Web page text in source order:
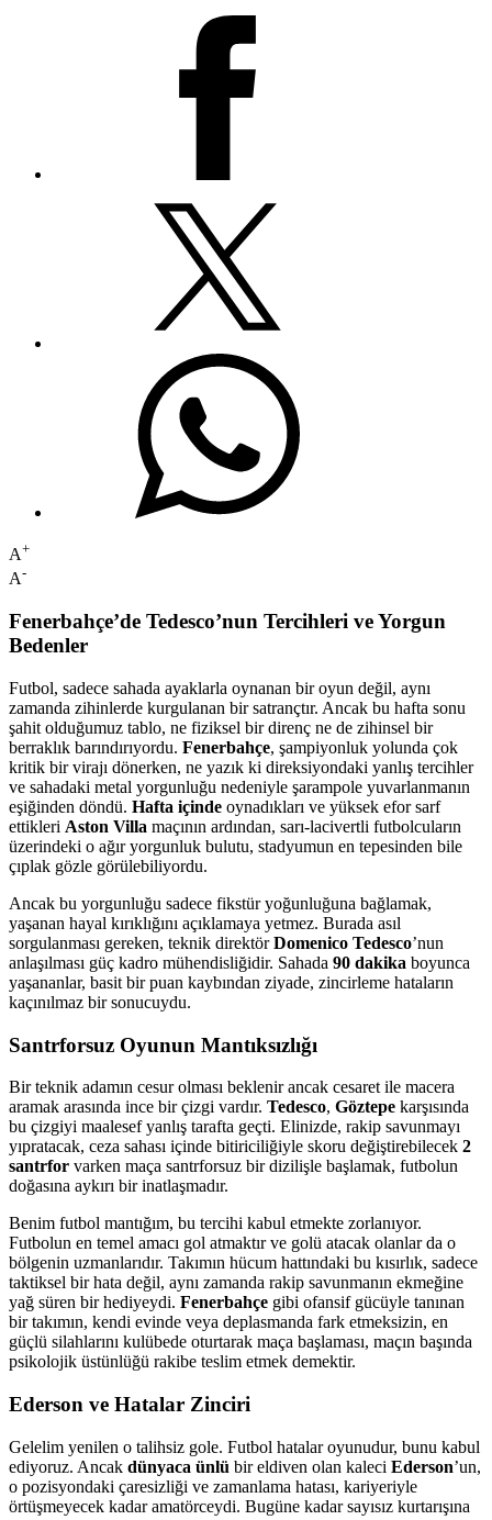
A+
A-
Fenerbahçe’de Tedesco’nun Tercihleri ve Yorgun
Bedenler
Futbol, sadece sahada ayaklarla oynanan bir oyun değil, aynı
zamanda zihinlerde kurgulanan bir satrançtır. Ancak bu hafta sonu
şahit olduğumuz tablo, ne fiziksel bir direnç ne de zihinsel bir
berraklık barındırıyordu. Fenerbahçe, şampiyonluk yolunda çok
kritik bir virajı dönerken, ne yazık ki direksiyondaki yanlış tercihler
ve sahadaki metal yorgunluğu nedeniyle şarampole yuvarlanmanın
eşiğinden döndü. Hafta içinde oynadıkları ve yüksek efor sarf
ettikleri Aston Villa maçının ardından, sarı-lacivertli futbolcuların
üzerindeki o ağır yorgunluk bulutu, stadyumun en tepesinden bile
çıplak gözle görülebiliyordu.
Ancak bu yorgunluğu sadece fikstür yoğunluğuna bağlamak,
yaşanan hayal kırıklığını açıklamaya yetmez. Burada asıl
sorgulanması gereken, teknik direktörDomenico Tedesco’nun
anlaşılması güç kadro mühendisliğidir. Sahada 90 dakika boyunca
yaşananlar, basit bir puan kaybından ziyade, zincirleme hataların
kaçınılmaz bir sonucuydu.
Santrforsuz Oyunun Mantıksızlığı
Bir teknik adamın cesur olması beklenir ancak cesaret ile macera
aramak arasında ince bir çizgi vardır. Tedesco, Göztepe karşısında
bu çizgiyi maalesef yanlış tarafta geçti. Elinizde, rakip savunmayı
yıpratacak, ceza sahası içinde bitiriciliğiyle skoru değiştirebilecek 2
santrfor varken maça santrforsuz bir dizilişle başlamak, futbolun
doğasına aykırı bir inatlaşmadır.
Benim futbol mantığım, bu tercihi kabul etmekte zorlanıyor.
Futbolun en temel amacı gol atmaktır ve golü atacak olanlar da o
bölgenin uzmanlarıdır. Takımın hücum hattındaki bu kısırlık, sadece
taktiksel bir hata değil, aynı zamanda rakip savunmanın ekmeğine
yağ süren bir hediyeydi. Fenerbahçe gibi ofansif gücüyle tanınan
bir takımın, kendi evinde veya deplasmanda fark etmeksizin, en
güçlü silahlarını kulübede oturtarak maça başlaması, maçın başında
psikolojik üstünlüğü rakibe teslim etmek demektir.
Ederson ve Hatalar Zinciri
Gelelim yenilen o talihsiz gole. Futbol hatalar oyunudur, bunu kabul
ediyoruz. Ancak dünyaca ünlü bir eldiven olan kaleci Ederson’un,
o pozisyondaki çaresizliği ve zamanlama hatası, kariyeriyle
örtüşmeyecek kadar amatörceydi. Bugüne kadar sayısız kurtarışına